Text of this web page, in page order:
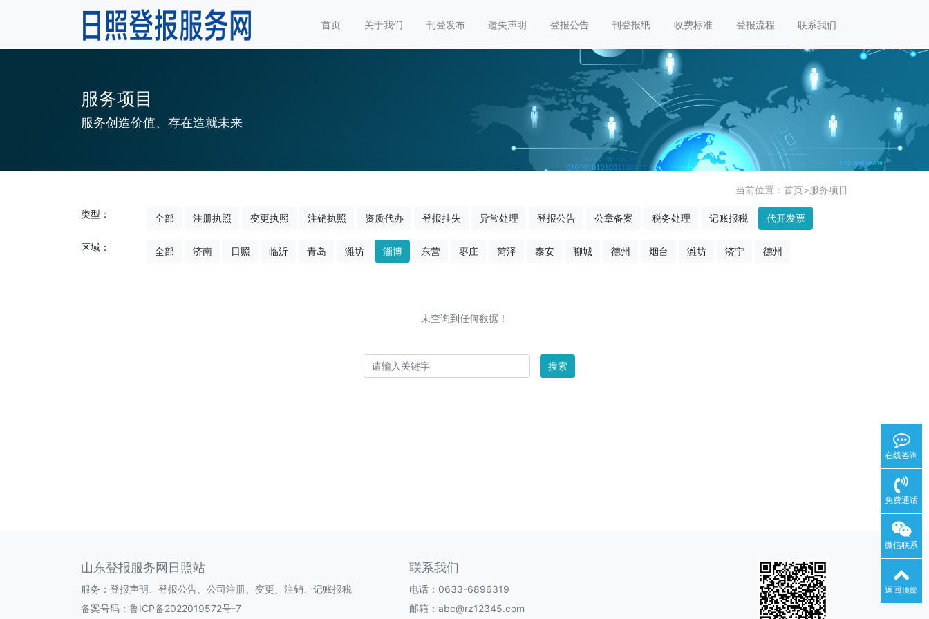
首页 关于我们 刊登发布 遗失声明 登报公告 刊登报纸 收费标准 登报流程 联系我们
服务项目
服务创造价值、存在造就未来
当前位置： 首页>服务项目
类型： 全部 注册执照 变更执照 注销执照 资质代办 登报挂失 异常处理 登报公告 公章备案 税务处理 记账报税 代开发票
区域： 全部 济南 日照 临沂 青岛 潍坊 淄博 东营 枣庄 菏泽 泰安 聊城 德州 烟台 潍坊 济宁 德州
未查询到任何数据！
搜索
山东登报服务网日照站
服务：登报声明、登报公告、公司注册、变更、注销、记账报税
备案号码： 鲁ICP备2022019572号-7
联系我们
电话：0633-6896319
邮箱：abc@rz12345.com
在线咨询
免费通话
微信联系
返回顶部